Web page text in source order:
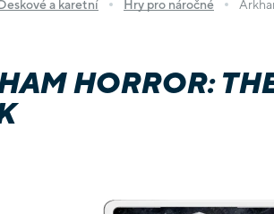
a karetní Hry pro náročné
HORROR: